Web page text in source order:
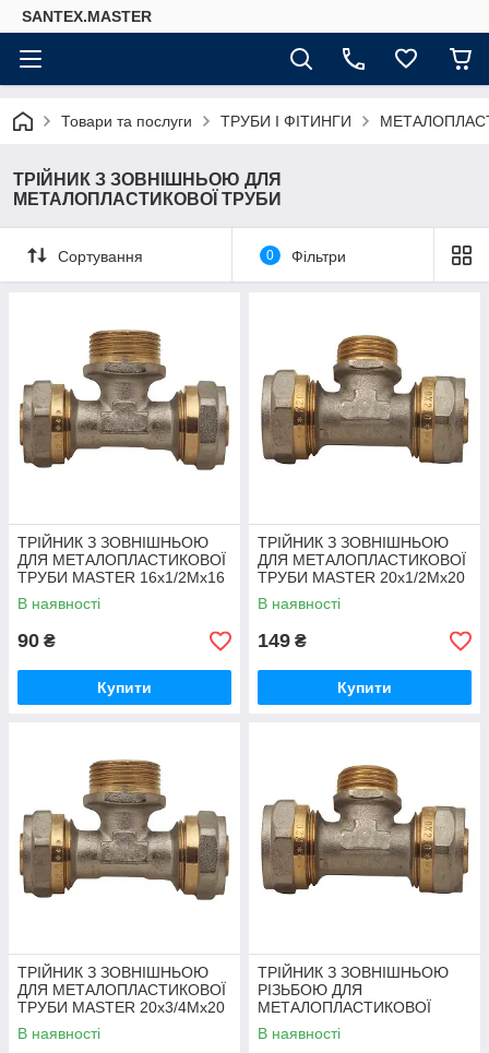
SANTEX.MASTER
Товари та послуги ТРУБИ І ФІТИНГИ
ТРІЙНИК З ЗОВНІШНЬОЮ ДЛЯ
МЕТАЛОПЛАСТИКОВОЇ ТРУБИ
Сортування 0 Фільтри
ТРІЙНИК З ЗОВНІШНЬОЮ
ДЛЯ МЕТАЛОПЛАСТИКОВОЇ
ТРУБИ MASTER 16x1/2Mx16
В наявності
90 ₴
Купити
ТРІЙНИК З ЗОВНІШНЬОЮ
ДЛЯ МЕТАЛОПЛАСТИКОВОЇ
ТРУБИ MASTER 20x1/2Mx20
В наявності
149 ₴
Купити
ТРІЙНИК З ЗОВНІШНЬОЮ
ДЛЯ МЕТАЛОПЛАСТИКОВОЇ
ТРУБИ MASTER 20x3/4Mx20
В наявності
ТРІЙНИК З ЗОВНІШНЬОЮ
РІЗЬБОЮ ДЛЯ
МЕТАЛОПЛАСТИКОВОЇ
ТРУБИ 16x1/2Мх16
В наявності